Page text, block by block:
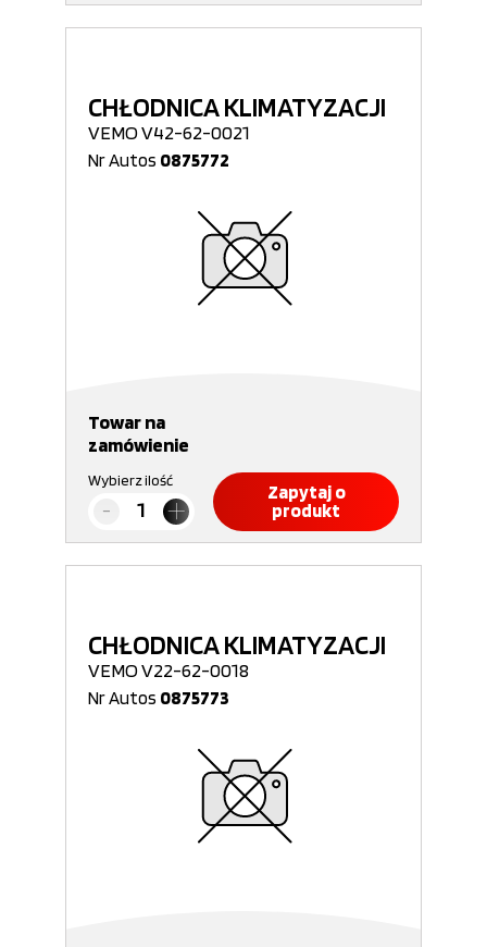
CHŁODNICA KLIMATYZACJI
VEMO V42-62-0021
Nr Autos 0875772
Towar na
zamówienie
Wybierz ilość
Zapytaj o
produkt
CHŁODNICA KLIMATYZACJI
VEMO V22-62-0018
Nr Autos 0875773